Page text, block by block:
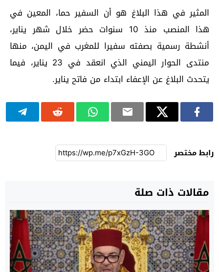
المثير في هذا البلاغ هو أن السفير حما، المعين في
هذا المنصب منذ 10 سنوات حضر خلال شهر يناير،
أنشطة رسمية بصفته سفيرا للمغرب في اليمن، منها
منتدى الحوار اليمني الذي انعقد في 23 يناير، فيما
يتحدث البلاغ عن الإعفاء ابتداء من فاتح يناير.
رابط مختصر
مقالات ذات صلة